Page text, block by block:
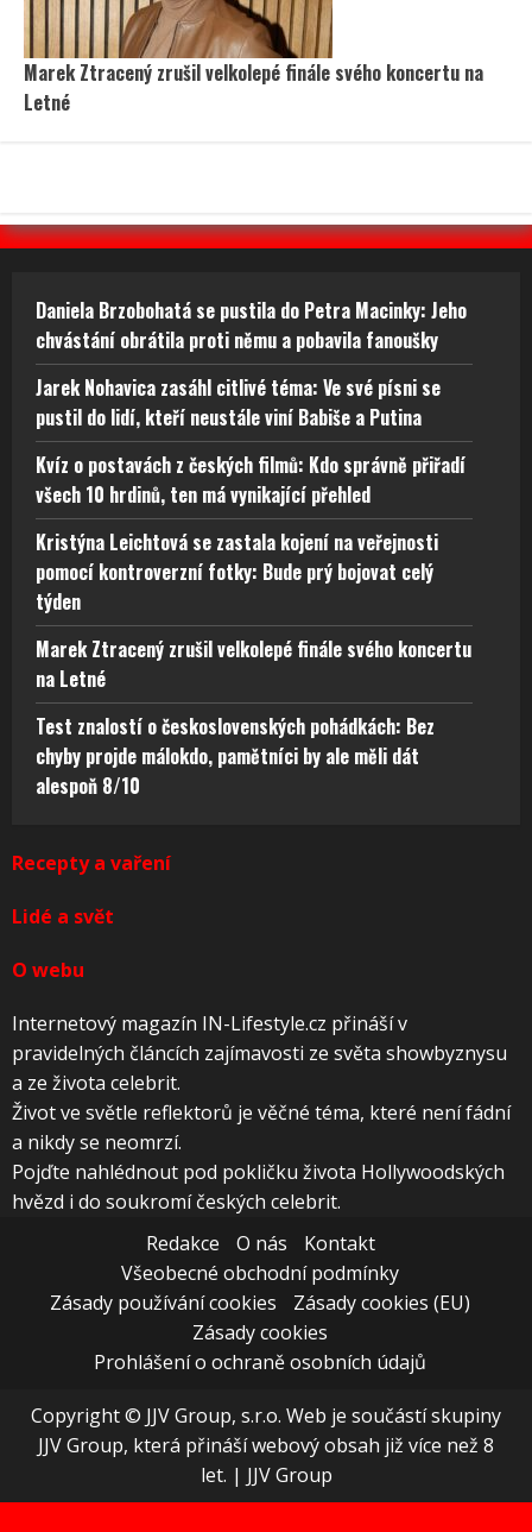
Marek Ztracený zrušil velkolepé finále svého koncertu na
Letné
Daniela Brzobohatá se pustila do Petra Macinky: Jeho
chvástání obrátila proti němu a pobavila fanoušky
Jarek Nohavica zasáhl citlivé téma: Ve své písni se
pustil do lidí, kteří neustále viní Babiše a Putina
Kvíz o postavách z českých filmů: Kdo správně přiřadí
všech 10 hrdinů, ten má vynikající přehled
Kristýna Leichtová se zastala kojení na veřejnosti
pomocí kontroverzní fotky: Bude prý bojovat celý
týden
Marek Ztracený zrušil velkolepé finále svého koncertu
na Letné
Test znalostí o československých pohádkách: Bez
chyby projde málokdo, pamětníci by ale měli dát
alespoň 8/10
Recepty a vaření
Lidé a svět
O webu
Internetový magazín IN-Lifestyle.cz přináší v
pravidelných článcích zajímavosti ze světa showbyznysu
a ze života celebrit.
Život ve světle reflektorů je věčné téma, které není fádní
a nikdy se neomrzí.
Pojďte nahlédnout pod pokličku života Hollywoodských
hvězd i do soukromí českých celebrit.
Redakce
O nás
Kontakt
Všeobecné obchodní podmínky
Zásady používání cookies
Zásady cookies (EU)
Zásady cookies
Prohlášení o ochraně osobních údajů
Copyright © JJV Group, s.r.o. Web je součástí skupiny
JJV Group, která přináší webový obsah již více než 8
let. | JJV Group